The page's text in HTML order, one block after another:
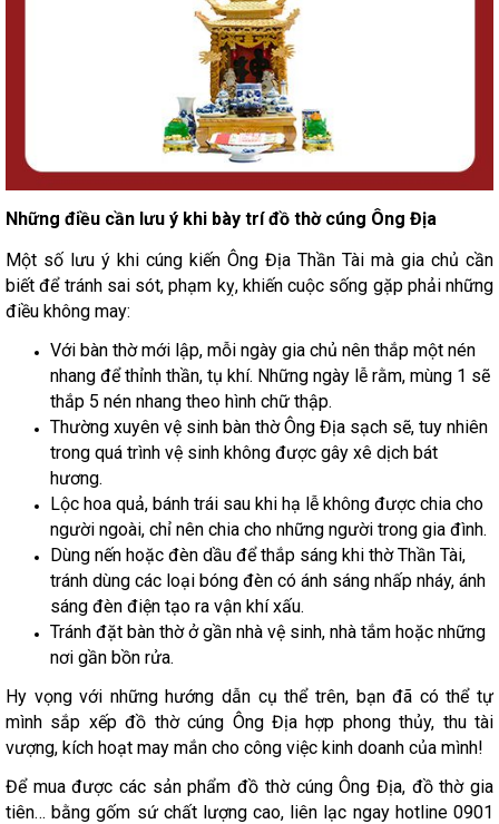
Những điều cần lưu ý khi bày trí đồ thờ cúng Ông Địa
Một số lưu ý khi cúng kiến Ông Địa Thần Tài mà gia chủ cần
biết để tránh sai sót, phạm kỵ, khiến cuộc sống gặp phải những
điều không may:
Với bàn thờ mới lập, mỗi ngày gia chủ nên thắp một nén
nhang để thỉnh thần, tụ khí. Những ngày lễ rằm, mùng 1 sẽ
thắp 5 nén nhang theo hình chữ thập.
Thường xuyên vệ sinh bàn thờ Ông Địa sạch sẽ, tuy nhiên
trong quá trình vệ sinh không được gây xê dịch bát
hương.
Lộc hoa quả, bánh trái sau khi hạ lễ không được chia cho
người ngoài, chỉ nên chia cho những người trong gia đình.
Dùng nến hoặc đèn dầu để thắp sáng khi thờ Thần Tài,
tránh dùng các loại bóng đèn có ánh sáng nhấp nháy, ánh
sáng đèn điện tạo ra vận khí xấu.
Tránh đặt bàn thờ ở gần nhà vệ sinh, nhà tắm hoặc những
nơi gần bồn rửa.
Hy vọng với những hướng dẫn cụ thể trên, bạn đã có thể tự
mình sắp xếp đồ thờ cúng Ông Địa hợp phong thủy, thu tài
vượng, kích hoạt may mắn cho công việc kinh doanh của mình!
Để mua được các sản phẩm đồ thờ cúng Ông Địa, đồ thờ gia
tiên… bằng gốm sứ chất lượng cao, liên lạc ngay hotline 0901